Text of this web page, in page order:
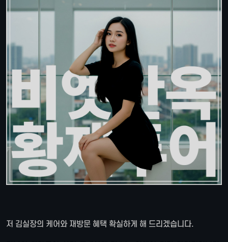
저 김실장의 케어와 재방문 혜택 확실하게 해 드리겠습니다.